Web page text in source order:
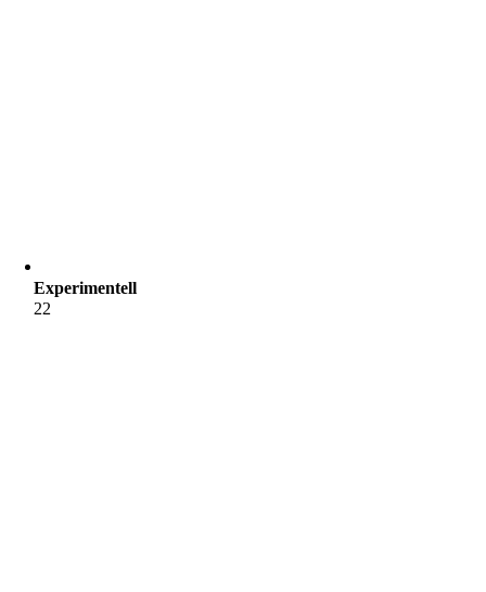
Experimentell
22